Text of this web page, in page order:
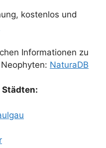
kostenlos und
Informationen zu
NaturaDB